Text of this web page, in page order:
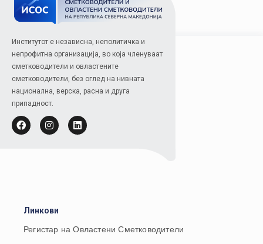
Институтот е независна, неполитичка и
непрофитна организација, во која членуваат
сметководители и овластените
сметководители, без оглед на нивната
национална, верска, расна и друга
припадност.
Линкови
Регистар на Овластени Сметководители